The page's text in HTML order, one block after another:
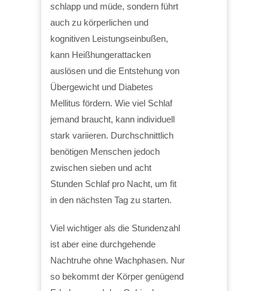
schlapp und müde, sondern führt
auch zu körperlichen und
kognitiven Leistungseinbußen,
kann Heißhungerattacken
auslösen und die Entstehung von
Übergewicht und Diabetes
Mellitus fördern. Wie viel Schlaf
jemand braucht, kann individuell
stark variieren. Durchschnittlich
benötigen Menschen jedoch
zwischen sieben und acht
Stunden Schlaf pro Nacht, um fit
in den nächsten Tag zu starten.
Viel wichtiger als die Stundenzahl
ist aber eine durchgehende
Nachtruhe ohne Wachphasen. Nur
so bekommt der Körper genügend